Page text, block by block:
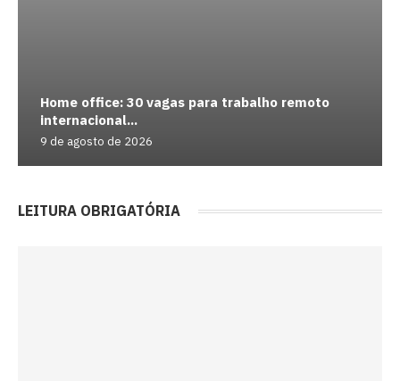
Home office: 30 vagas para trabalho remoto
internacional...
9 de agosto de 2026
LEITURA OBRIGATÓRIA